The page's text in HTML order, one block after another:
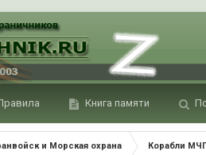
Книга памяти
и Морская охрана Корабли